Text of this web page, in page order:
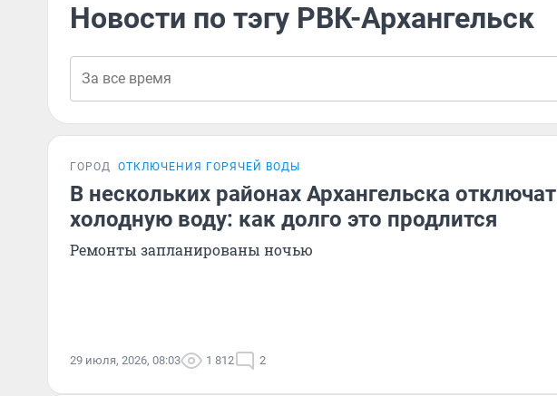
Новости по тэгу РВК-Архангельск
ГОРОД ОТКЛЮЧЕНИЯ ГОРЯЧЕЙ ВОДЫ
В нескольких районах Архангельска отключат
холодную воду: как долго это продлится
Ремонты запланированы ночью
29 июля, 2026, 08:03 1 812 2